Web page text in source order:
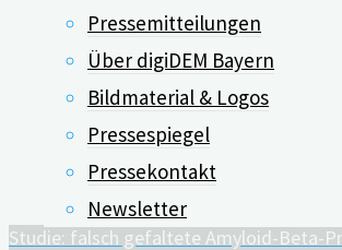
Pressemitteilungen
Über digiDEM Bayern
Bildmaterial & Logos
Pressespiegel
Pressekontakt
Newsletter
mit Demenz
behandeln
06.07.2021
Studie: falsch gefaltete Amyloid-Beta-